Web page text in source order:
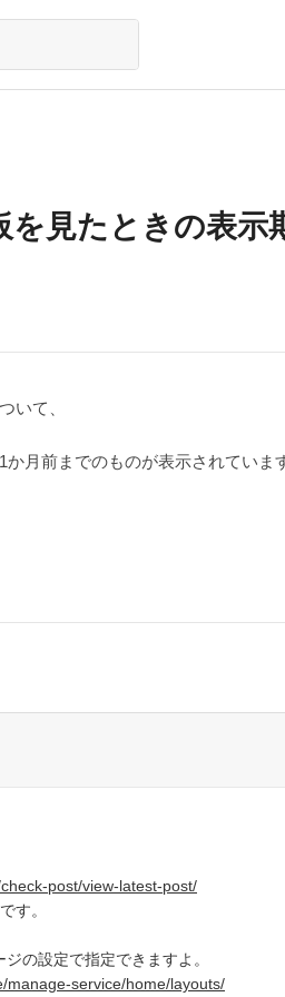
見たときの表示
いて、
月前までのものが表示されていま
post/view-latest-post/
す。
の設定で指定できますよ。
manage-service/home/layouts/